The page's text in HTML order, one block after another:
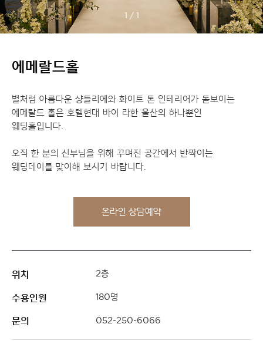
1 / 1
에메랄드홀
별처럼 아름다운 샹들리에와 화이트 톤 인테리어가 돋보이는
에메랄드 홀은 호텔현대 바이 라한 울산의 하나뿐인
웨딩홀입니다.
오직 한 분의 신부님을 위해 꾸며진 공간에서 반짝이는
웨딩데이를 맞이해 보시기 바랍니다.
온라인 상담예약
위치 2층
수용인원 180명
문의 052-250-6066